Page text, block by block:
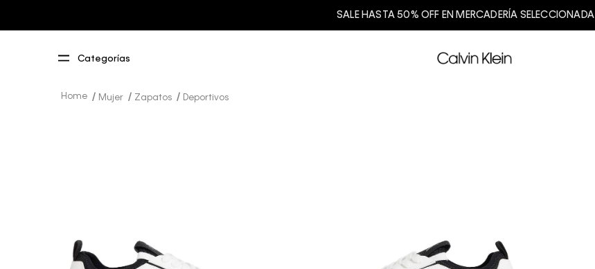
SALE HASTA 50% OFF EN MERCADERÍA SELECCIONADA
Mujer Zapatos Deportivos